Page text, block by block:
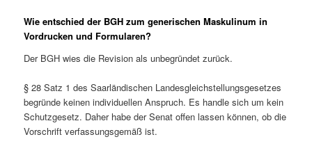
Wie entschied der BGH zum generischen Maskulinum in
Vordrucken und Formularen?
Der BGH wies die Revision als unbegründet zurück.
§ 28 Satz 1 des Saarländischen Landesgleichstellungsgesetzes
begründe keinen individuellen Anspruch. Es handle sich um kein
Schutzgesetz. Daher habe der Senat offen lassen können, ob die
Vorschrift verfassungsgemäß ist.